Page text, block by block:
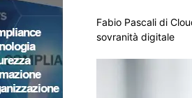
Fabio Pascali di
sovranità digitale